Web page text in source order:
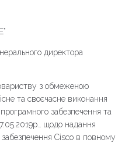
директора
з обмеженою
та своєчасне виконання
забезпечення та
щодо надання
Cisco в повному